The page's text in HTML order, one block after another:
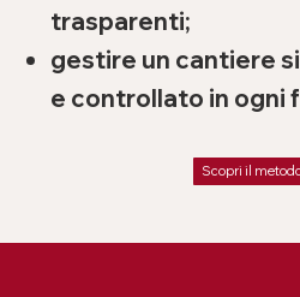
trasparenti;
gestire un cantiere
e controllato in ogni
Scopri il